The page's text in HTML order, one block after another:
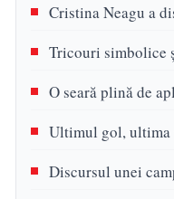
Cristina Neagu a
Tricouri simbolice
O seară plină de
Ultimul gol,
Discursul unei